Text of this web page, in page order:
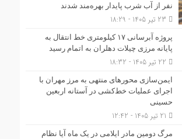
نفر از آب شرب پایدار بهره‌مند شدند
پروژه آبرسانی ۱۷ کیلومتری خط انتقال به
پایانه مرزی چیلات دهلران به اتمام رسید
ایمن‌سازی محورهای منتهی به مرز مهران با
اجرای عملیات خط‌کشی در آستانه اربعین
حسینی
مرگ دومین مادر ایلامی در یک ماه آیا نظام